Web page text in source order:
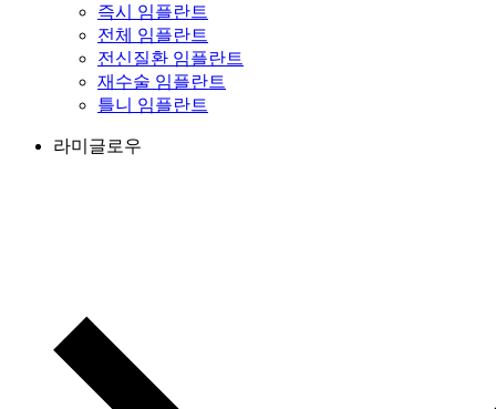
즉시 임플란트
전체 임플란트
전신질환 임플란트
재수술 임플란트
틀니 임플란트
라미글로우